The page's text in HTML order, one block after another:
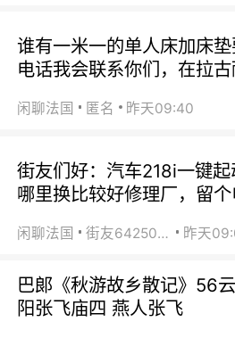
谁有一米一的单人床加床
电话我会联系你们，在拉
闲聊法国 匿名 昨天09:40
街友们好：汽车218i一键
哪里换比较好修理厂，留
闲聊法国 街友64250024 昨天
巴郞《秋游故乡散记》56云
阳张飞庙四 燕人张飞